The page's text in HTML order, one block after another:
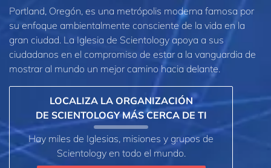
Portland, Oregón, es una metrópolis moderna famosa por
su enfoque ambientalmente consciente de la vida en la
gran ciudad. La Iglesia de Scientology apoya a sus
ciudadanos en el compromiso de estar a la vanguardia de
mostrar al mundo un mejor camino hacia delante.
LOCALIZA LA ORGANIZACIÓN
DE SCIENTOLOGY MÁS CERCA DE TI
Hay miles de Iglesias, misiones y grupos de
Scientology en todo el mundo.